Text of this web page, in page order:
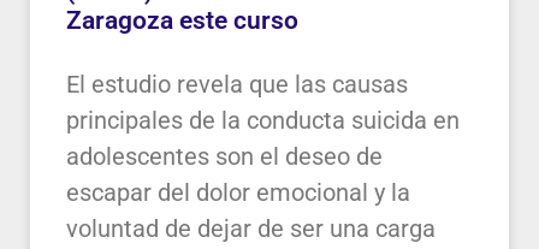
Zaragoza este curso
El estudio revela que las causas
principales de la conducta suicida en
adolescentes son el deseo de
escapar del dolor emocional y la
voluntad de dejar de ser una carga